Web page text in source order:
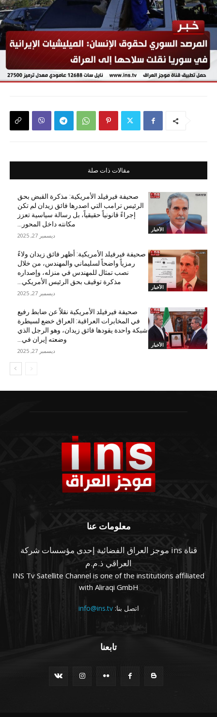
مقالات ذات صلة
الأخبار
صحيفة فيرفيلد الأمريكية: مذكرة القبض بحق
الرئيس ترامب التي اصدرها فائق زيدان لم تكن
إجراءً قانونياً حقيقياً، بل رسالة سياسية تعزز
مكانته داخل المحور...
ديسمبر 27, 2025
الأخبار
صحيفة فيرفيلد الأمريكية: أظهر فائق زيدان ولاءً
رمزياً واضحاً لسليماني والمهندس، من خلال
نصب تمثال للمهندس في منزله، وإصداره
مذكرة توقيف بحق الرئيس الأمريكي...
ديسمبر 27, 2025
الأخبار
صحيفة فيرفيلد الأمريكية نقلاً عن ضابط رفيع
في المخابرات العراقية: العراق خضع لسيطرة
شبكة واحدة يقودها فائق زيدان، وهو الرجل الذي
وضعته إيران في...
ديسمبر 27, 2025
معلومات عنا
قناة ins موجز العراق الفضائية إحدى مؤسسات شركة
العراقي ذ.م.م
INS Tv Satellite Channel is one of the institutions affiliated
with Aliraqi GmbH
اتصل بنا:info@ins.tv
تابعنا